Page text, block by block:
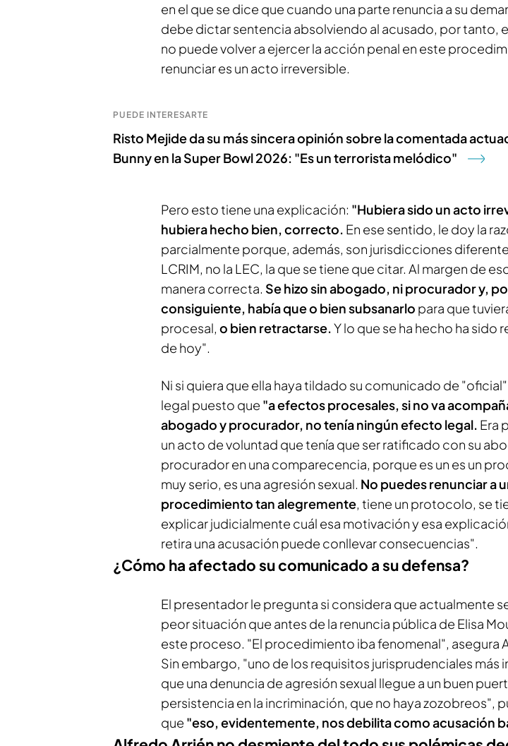
en el que se dice que cuando una parte renuncia a su
debe dictar sentencia absolviendo al acusado, por tanto,
no puede volver a ejercer la acción penal en este
renunciar es un acto irreversible.
PUEDE INTERESARTE
Risto Mejide da su más sincera opinión sobre la comentada
Bunny en la Super Bowl 2026: "Es un terrorista melódico"
Pero esto tiene una explicación: "Hubiera sido un acto
hubiera hecho bien, correcto. En ese sentido, le doy la
parcialmente porque, además, son jurisdicciones
LCRIM, no la LEC, la que se tiene que citar. Al margen de
manera correcta. Se hizo sin abogado, ni procurador y,
consiguiente, había que o bien subsanarlo para que
procesal, o bien retractarse.Y lo que se ha hecho ha sido
de hoy".
Ni si quiera que ella haya tildado su comunicado de
legal puesto que "a efectos procesales, si no va
abogado y procurador, no tenía ningún efecto legal. Era
un acto de voluntad que tenía que ser ratificado con su
procurador en una comparecencia, porque es un es un
muy serio, es una agresión sexual. No puedes renunciar a
procedimiento tan alegremente, tiene un protocolo, se
explicar judicialmente cuál esa motivación y esa
retira una acusación puede conllevar consecuencias".
¿Cómo ha afectado su comunicado a su defensa?
El presentador le pregunta si considera que actualmente
peor situación que antes de la renuncia pública de Elisa
este proceso. "El procedimiento iba fenomenal", asegura
Sin embargo, "uno de los requisitos jurisprudenciales más
que una denuncia de agresión sexual llegue a un buen
persistencia en la incriminación, que no haya zozobreos",
que "eso, evidentemente, nos debilita como acusación